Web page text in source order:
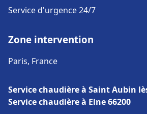
Service d'urgence 24/7
Zone intervention
Paris, France
Service chaudière à Saint Aubin
Service chaudière à Elne 66200